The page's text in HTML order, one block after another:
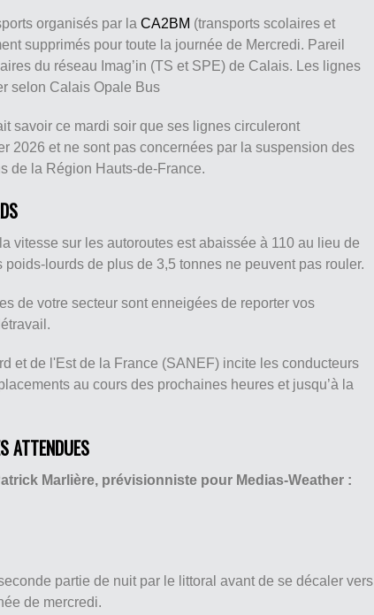
organisés par la CA2BM (transports scolaires et
supprimés pour toute la journée de Mercredi. Pareil
du réseau Imag’in (TS et SPE) de Calais. Les lignes
selon Calais Opale Bus
savoir ce mardi soir que ses lignes circuleront
2026 et ne sont pas concernées par la suspension des
de la Région Hauts-de-France.
vitesse sur les autoroutes est abaissée à 110 au lieu de
lourds de plus de 3,5 tonnes ne peuvent pas rouler.
de votre secteur sont enneigées de reporter vos
et de l'Est de la France (SANEF) incite les conducteurs
au cours des prochaines heures et jusqu’à la
ATTENDUES
Marlière, prévisionniste pour Medias-Weather :
partie de nuit par le littoral avant de se décaler vers
de mercredi.